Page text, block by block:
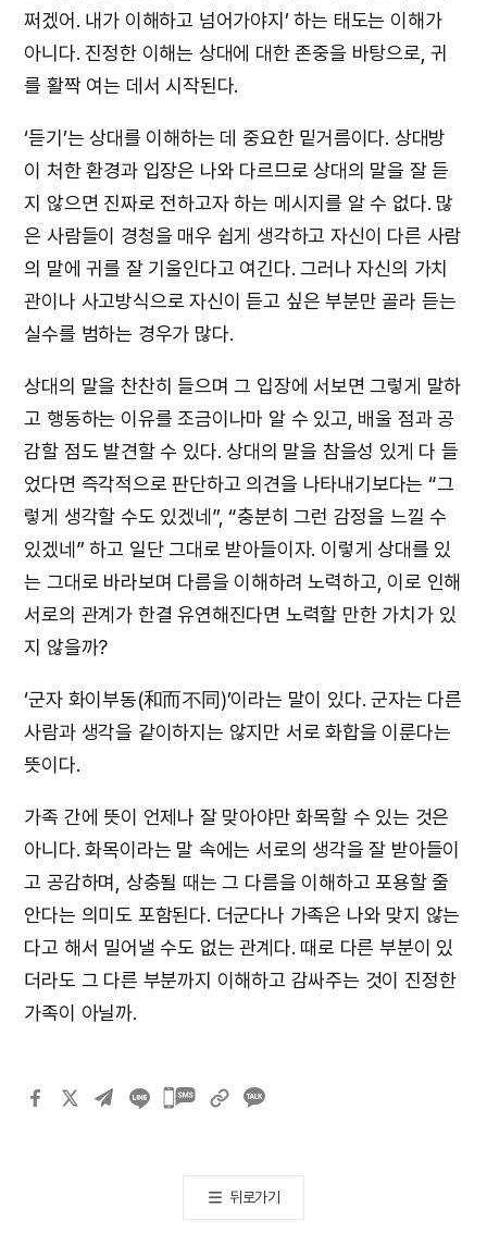
쩌겠어. 내가 이해하고 넘어가야지’ 하는 태도는 이해가
아니다. 진정한 이해는 상대에 대한 존중을 바탕으로, 귀
를 활짝 여는 데서 시작된다.
‘듣기’는 상대를 이해하는 데 중요한 밑거름이다. 상대방
이 처한 환경과 입장은 나와 다르므로 상대의 말을 잘 듣
지 않으면 진짜로 전하고자 하는 메시지를 알 수 없다. 많
은 사람들이 경청을 매우 쉽게 생각하고 자신이 다른 사람
의 말에 귀를 잘 기울인다고 여긴다. 그러나 자신의 가치
관이나 사고방식으로 자신이 듣고 싶은 부분만 골라 듣는
실수를 범하는 경우가 많다.
상대의 말을 찬찬히 들으며 그 입장에 서보면 그렇게 말하
고 행동하는 이유를 조금이나마 알 수 있고, 배울 점과 공
감할 점도 발견할 수 있다. 상대의 말을 참을성 있게 다 들
었다면 즉각적으로 판단하고 의견을 나타내기보다는 “그
렇게 생각할 수도 있겠네”, “충분히 그런 감정을 느낄 수
있겠네” 하고 일단 그대로 받아들이자. 이렇게 상대를 있
는 그대로 바라보며 다름을 이해하려 노력하고, 이로 인해
서로의 관계가 한결 유연해진다면 노력할 만한 가치가 있
지 않을까?
‘군자 화이부동(和而不同)’이라는 말이 있다. 군자는 다른
사람과 생각을 같이하지는 않지만 서로 화합을 이룬다는
뜻이다.
가족 간에 뜻이 언제나 잘 맞아야만 화목할 수 있는 것은
아니다. 화목이라는 말 속에는 서로의 생각을 잘 받아들이
고 공감하며, 상충될 때는 그 다름을 이해하고 포용할 줄
안다는 의미도 포함된다. 더군다나 가족은 나와 맞지 않는
다고 해서 밀어낼 수도 없는 관계다. 때로 다른 부분이 있
더라도 그 다른 부분까지 이해하고 감싸주는 것이 진정한
가족이 아닐까.
카카오톡
뒤로가기